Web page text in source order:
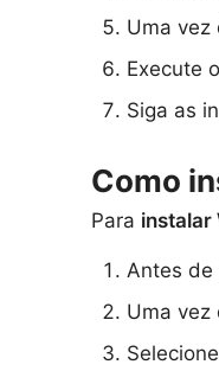
Uma vez
Execute
Siga as
Como
Para instalar
Antes de
Uma vez